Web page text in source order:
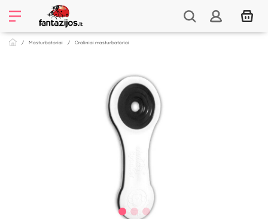
Masturbatoriai Oraliniai masturbatoriai